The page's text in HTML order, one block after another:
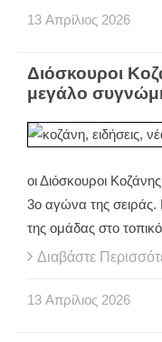
13 Απρίλιος 2026
Διόσκουροι
μεγάλο
οι Διόσκουροι
3ο αγώνα της σειράς.
της ομάδας στο
Διαβάστε
13 Απρίλιος 2026